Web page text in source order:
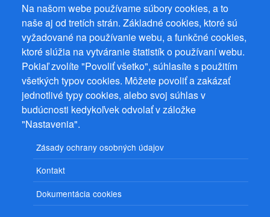
Na našom webe používame súbory cookies, a to
naše aj od tretích strán. Základné cookies, ktoré sú
vyžadované na používanie webu, a funkčné cookies,
ktoré slúžia na vytváranie štatistík o používaní webu.
Pokiaľ zvolíte "Povoliť všetko", súhlasíte s použitím
všetkých typov cookies. Môžete povoliť a zakázať
jednotlivé typy cookies, alebo svoj súhlas v
budúcnosti kedykoľvek odvolať v záložke
"Nastavenia".
Zásady ochrany osobných údajov
Kontakt
Dokumentácia cookies
Prevádzkovateľ: Mgr. Bc. Žaneta Radimecká, MBA, Ostrov 256, 561
22 Ostrov, IČ 08993033, DIČ CZ9161263958
© 2026PuzzleWebss.r.o.